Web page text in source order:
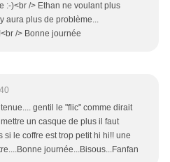
:-)<br /> Ethan ne voulant plus
aura plus de problème...
/> Bonne journée
gentil le "flic" comme dirait
un casque de plus il faut
si le coffre est trop petit hi hi!! une
journée...Bisous...Fanfan